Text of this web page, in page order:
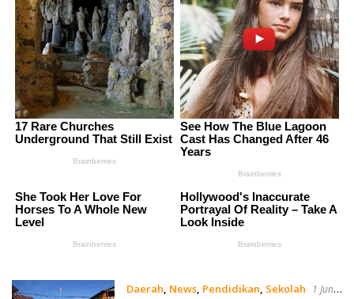
Daerah, News, Pendidikan, Sekolah
1 Juni